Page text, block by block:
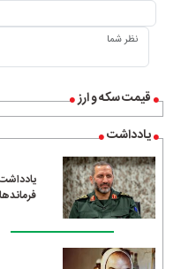
قیمت سکه و ارز
یادداشت